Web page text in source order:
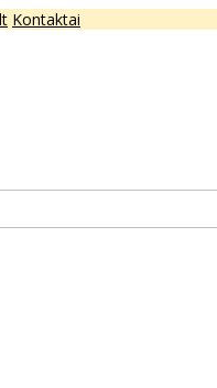
Kontaktai